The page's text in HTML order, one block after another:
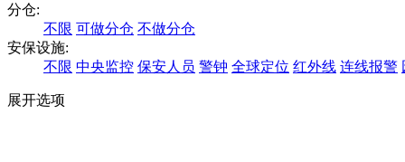
分仓:
不限 可做分仓 不做分仓
安保设施:
不限 中央监控 保安人员 警钟 全球定位 红外线 连线报警
展开选项